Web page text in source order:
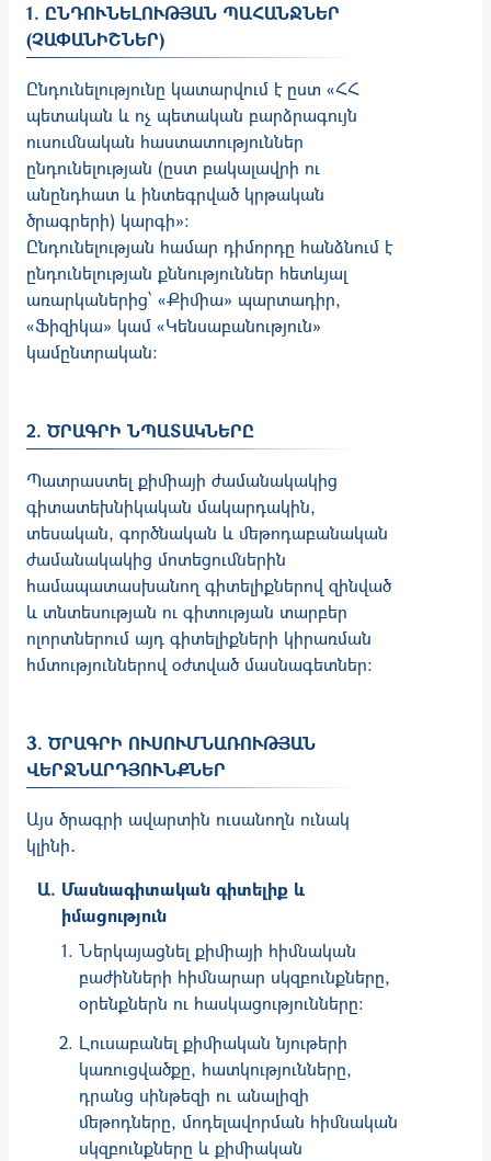
1. ԸՆԴՈՒՆԵԼՈՒԹՅԱՆ ՊԱՀԱՆՋՆԵՐ
(ՉԱՓԱՆԻՇՆԵՐ)
Ընդունելությունը կատարվում է ըստ «ՀՀ
պետական և ոչ պետական բարձրագույն
ուսումնական հաստատություններ
ընդունելության (ըստ բակալավրի ու
անընդհատ և ինտեգրված կրթական
ծրագրերի) կարգի»։
Ընդունելության համար դիմորդը հանձնում է
ընդունելության քննություններ հետևյալ
առարկաներից՝ «Քիմիա» պարտադիր,
«Ֆիզիկա» կամ «Կենսաբանություն»
կամընտրական:
2. ԾՐԱԳՐԻ ՆՊԱՏԱԿՆԵՐԸ
Պատրաստել քիմիայի ժամանակակից
գիտատեխնիկական մակարդակին,
տեսական, գործնական և մեթոդաբանական
ժամանակակից մոտեցումներին
համապատասխանող գիտելիքներով զինված
և տնտեսության ու գիտության տարբեր
ոլորտներում այդ գիտելիքների կիրառման
հմտություններով օժտված մասնագետներ:
3. ԾՐԱԳՐԻ ՈՒՍՈՒՄՆԱՌՈՒԹՅԱՆ
ՎԵՐՋՆԱՐԴՅՈՒՆՔՆԵՐ
Այս ծրագրի ավարտին ուսանողն ունակ
կլինի․
Մասնագիտական գիտելիք և
իմացություն
Ներկայացնել քիմիայի հիմնական
բաժինների հիմնարար սկզբունքները,
օրենքներն ու հասկացությունները:
Լուսաբանել քիմիական նյութերի
կառուցվածքը, հատկությունները,
դրանց սինթեզի ու անալիզի
մեթոդները, մոդելավորման հիմնական
սկզբունքները և քիմիական